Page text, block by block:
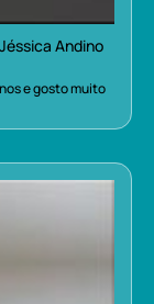
Andino
e gosto muito